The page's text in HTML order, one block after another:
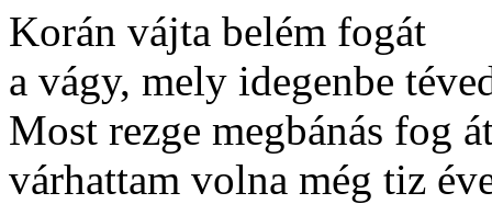
Korán vájta belém fogát
a vágy, mely idegenbe
Most rezge megbánás fog
várhattam volna még tiz